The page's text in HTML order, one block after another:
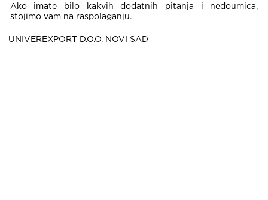
Ako imate bilo kakvih dodatnih pitanja i nedoumica,
stojimo vam na raspolaganju.
UNIVEREXPORT D.O.O. NOVI SAD